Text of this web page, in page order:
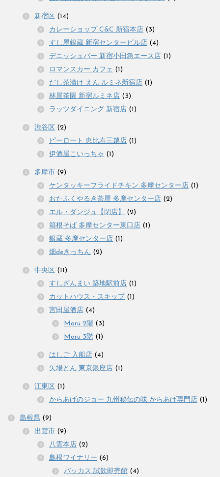
新宿区 (14)
カレーショップ C&C 新宿本店 (3)
すし屋銀蔵 新宿センタービル店 (4)
デニッシュバー 新宿小田急エース店 (1)
ロマンスカー カフェ (1)
だし茶漬け えん ルミネ新宿店 (1)
林屋茶園 新宿ルミネ店 (3)
ラッツダイニング 新宿店 (1)
渋谷区 (2)
ピーロート 恵比寿三越店 (1)
伊酒屋こいっちゃ (1)
多摩市 (9)
ケンタッキーフライドチキン 多摩センター店 (1)
おたふくやるき茶屋 多摩センター店 (2)
エル・ダンジュ【閉店】
(2)
箱根そば 多摩センター東口店 (1)
銀蔵 多摩センター店 (1)
畑deきっちん (2)
中央区 (11)
すしざんまい 築地駅前店 (1)
カットハウス・スキップ (1)
宮田屋酒店 (4)
Maru 2階 (3)
Maru 3階 (1)
はしご 入船店 (4)
矢場とん 東京銀座店 (1)
江東区 (1)
からあげのジョー 九州秘伝の味 からあげ専門店 (1)
島根県 (9)
出雲市 (9)
八雲本店 (2)
島根ワイナリー (6)
バッカス 試飲即売館 (4)